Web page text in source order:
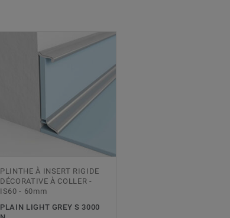
PLINTHE À INSERT RIGIDE
DÉCORATIVE À COLLER -
IS60 - 60mm
PLAIN LIGHT GREY S 3000